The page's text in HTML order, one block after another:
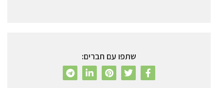
שתפו עם חברים: